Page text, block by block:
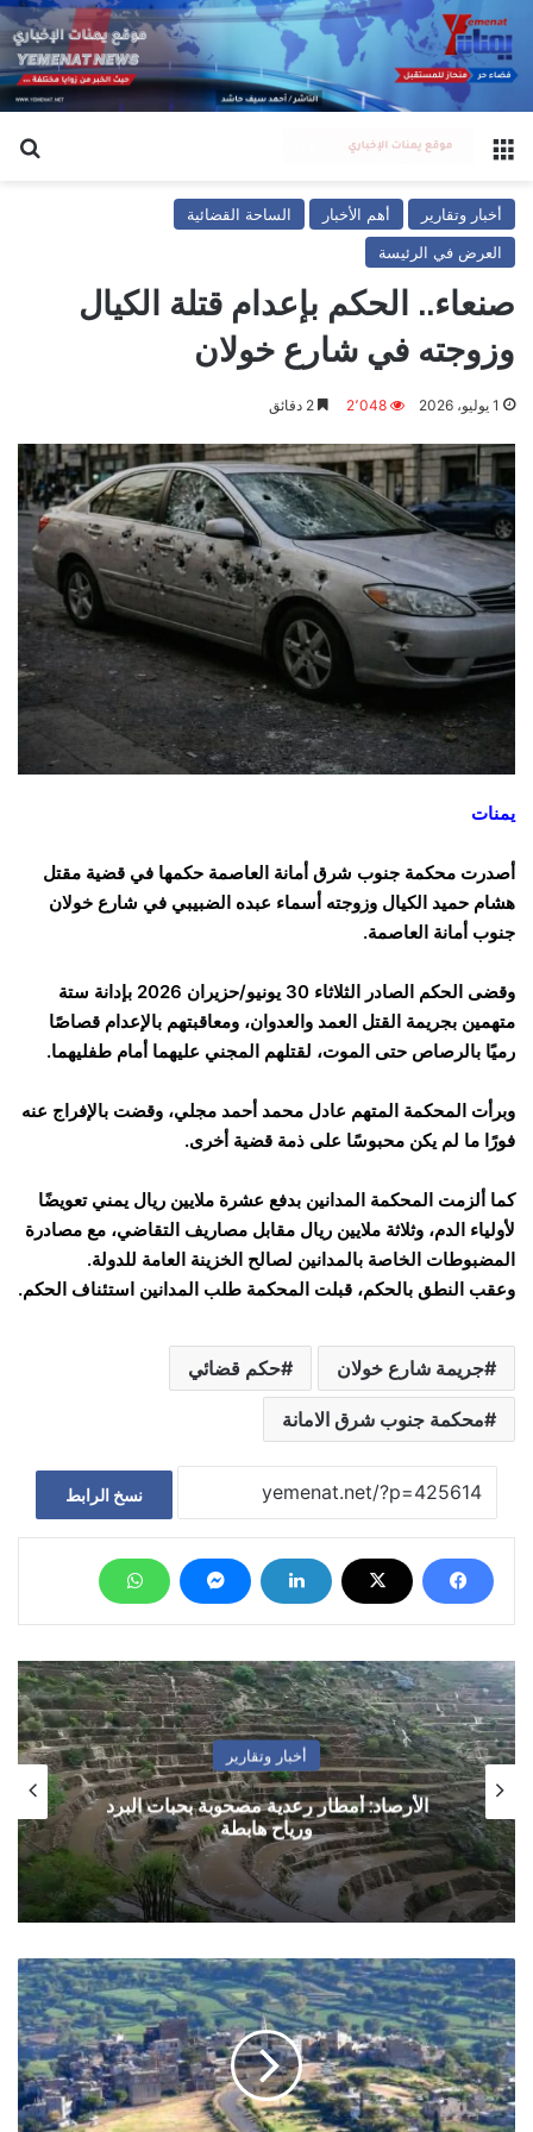
القائمة
أخبار وتقارير أهم الأخبار
الساحة القضائية
العرض في الرئيسة
صنعاء.. الحكم بإعدام قتلة الكيال
وزوجته في شارع خولان
1 يوليو، 2026 2٬048
يمنات
أصدرت محكمة جنوب شرق أمانة العاصمة حكمها في قضية مقتل
هشام حميد الكيال وزوجته أسماء عبده الضبيبي في شارع خولان
جنوب أمانة العاصمة.
وقضى الحكم الصادر الثلاثاء 30 يونيو/حزيران 2026 بإدانة ستة
متهمين بجريمة القتل العمد والعدوان، ومعاقبتهم بالإعدام قصاصًا
رميًا بالرصاص حتى الموت، لقتلهم المجني عليهما أمام طفليهما.
وبرأت المحكمة المتهم عادل محمد أحمد مجلي، وقضت بالإفراج عنه
فورًا ما لم يكن محبوسًا على ذمة قضية أخرى.
كما ألزمت المحكمة المدانين بدفع عشرة ملايين ريال يمني تعويضًا
لأولياء الدم، وثلاثة ملايين ريال مقابل مصاريف التقاضي، مع مصادرة
المضبوطات الخاصة بالمدانين لصالح الخزينة العامة للدولة.
وعقب النطق بالحكم، قبلت المحكمة طلب المدانين استئناف الحكم.
جريمة شارع خولان حكم قضائي
محكمة جنوب شرق الامانة
نسخ الرابط
أخبار وتقارير
الأرصاد: أمطار رعدية مصحوبة بحبات البرد
ورياح هابطة
الأرصاد:
رياح
شديدة
وأجواء
حارة
وأمطار
متفرقة